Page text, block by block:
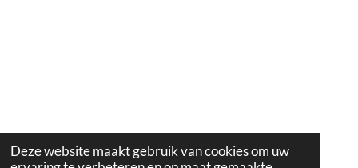
Deze website maakt gebruik van cookies om uw